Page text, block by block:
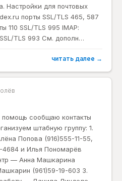
Настройки для почтовых
порты SSL/TLS 465, 587
110 SSL/TLS 995 IMAP:
TLS 993 См. дополн…
читать далее →
сообщаю контакты
штабную группу: 1.
Попова (916)555-11-55,
4684 и Илья Пономарёв
— Анна Машкарина
(961)59-19-603 3.